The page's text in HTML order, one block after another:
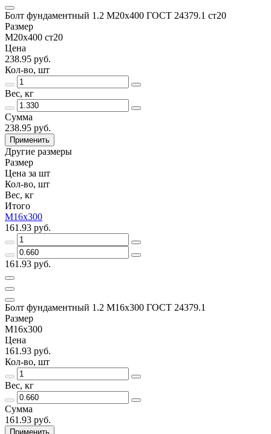
Болт фундаментный 1.2 М20х400 ГОСТ 24379.1 ст20
Размер
М20х400 ст20
Цена
238.95 руб.
Кол-во, шт
Вес, кг
Сумма
238.95 руб.
Применить
Другие размеры
Размер
Цена за шт
Кол-во, шт
Вес, кг
Итого
М16х300
161.93 руб.
161.93 руб.
Болт фундаментный 1.2 М16х300 ГОСТ 24379.1
Размер
М16х300
Цена
161.93 руб.
Кол-во, шт
Вес, кг
Сумма
161.93 руб.
Применить